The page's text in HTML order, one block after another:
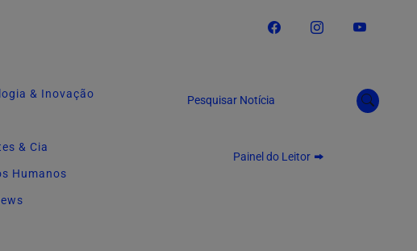
& Inovação
& Cia
Humanos
Pesquisar Notícia
Painel do Leitor